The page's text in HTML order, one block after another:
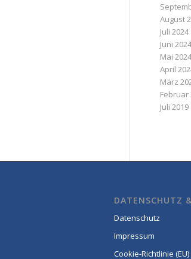
August
Juli 2024
Juni
Mai
April
März
Februar
Juli 2019
DATENSCHUTZ
Datenschutz
Impressum
Cookie-Richtlinie (EU)